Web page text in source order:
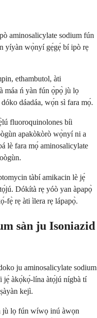
aminosalicylate sodium fún
yíyàn wọ̀nyí gẹ́gẹ́ bí ipò rẹ
ethambutol, àti
máa ń yàn fún ọ̀pọ̀ jù lọ
dáadáa, wọ́n sì fara mọ́.
fluoroquinolones bíi
apakòkòrò wọ̀nyí ni a
lè fara mọ́ aminosalicylate
tàbí amikacin lè jẹ́
Dókítà rẹ yóò yan àpapọ̀
fẹ̀ rẹ àti ìlera rẹ lápapọ̀.
sàn ju Isoniazid
ju aminosalicylate sodium
àkọ́kọ́-lína àtọ́jú nígbà tí
kejì.
jù lọ fún wíwọ inú àwọn